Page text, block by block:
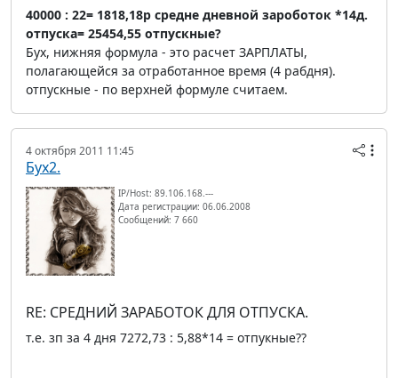
40000 : 22= 1818,18р средне дневной зароботок *14д.
отпуска= 25454,55 отпускные?
Бух, нижняя формула - это расчет ЗАРПЛАТЫ,
полагающейся за отработанное время (4 рабдня).
отпускные - по верхней формуле считаем.
4 октября 2011 11:45
Бух2.
IP/Host: 89.106.168.---
Дата регистрации: 06.06.2008
Сообщений: 7 660
RE: СРЕДНИЙ ЗАРАБОТОК ДЛЯ ОТПУСКА.
т.е. зп за 4 дня 7272,73 : 5,88*14 = отпукные??